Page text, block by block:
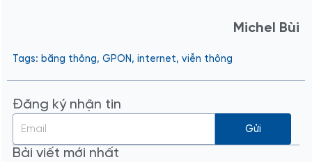
Michel Bùi
Tags: băng thông, GPON, internet, viễn thông
Đăng ký nhận tin
Gửi
Bài viết mới nhất